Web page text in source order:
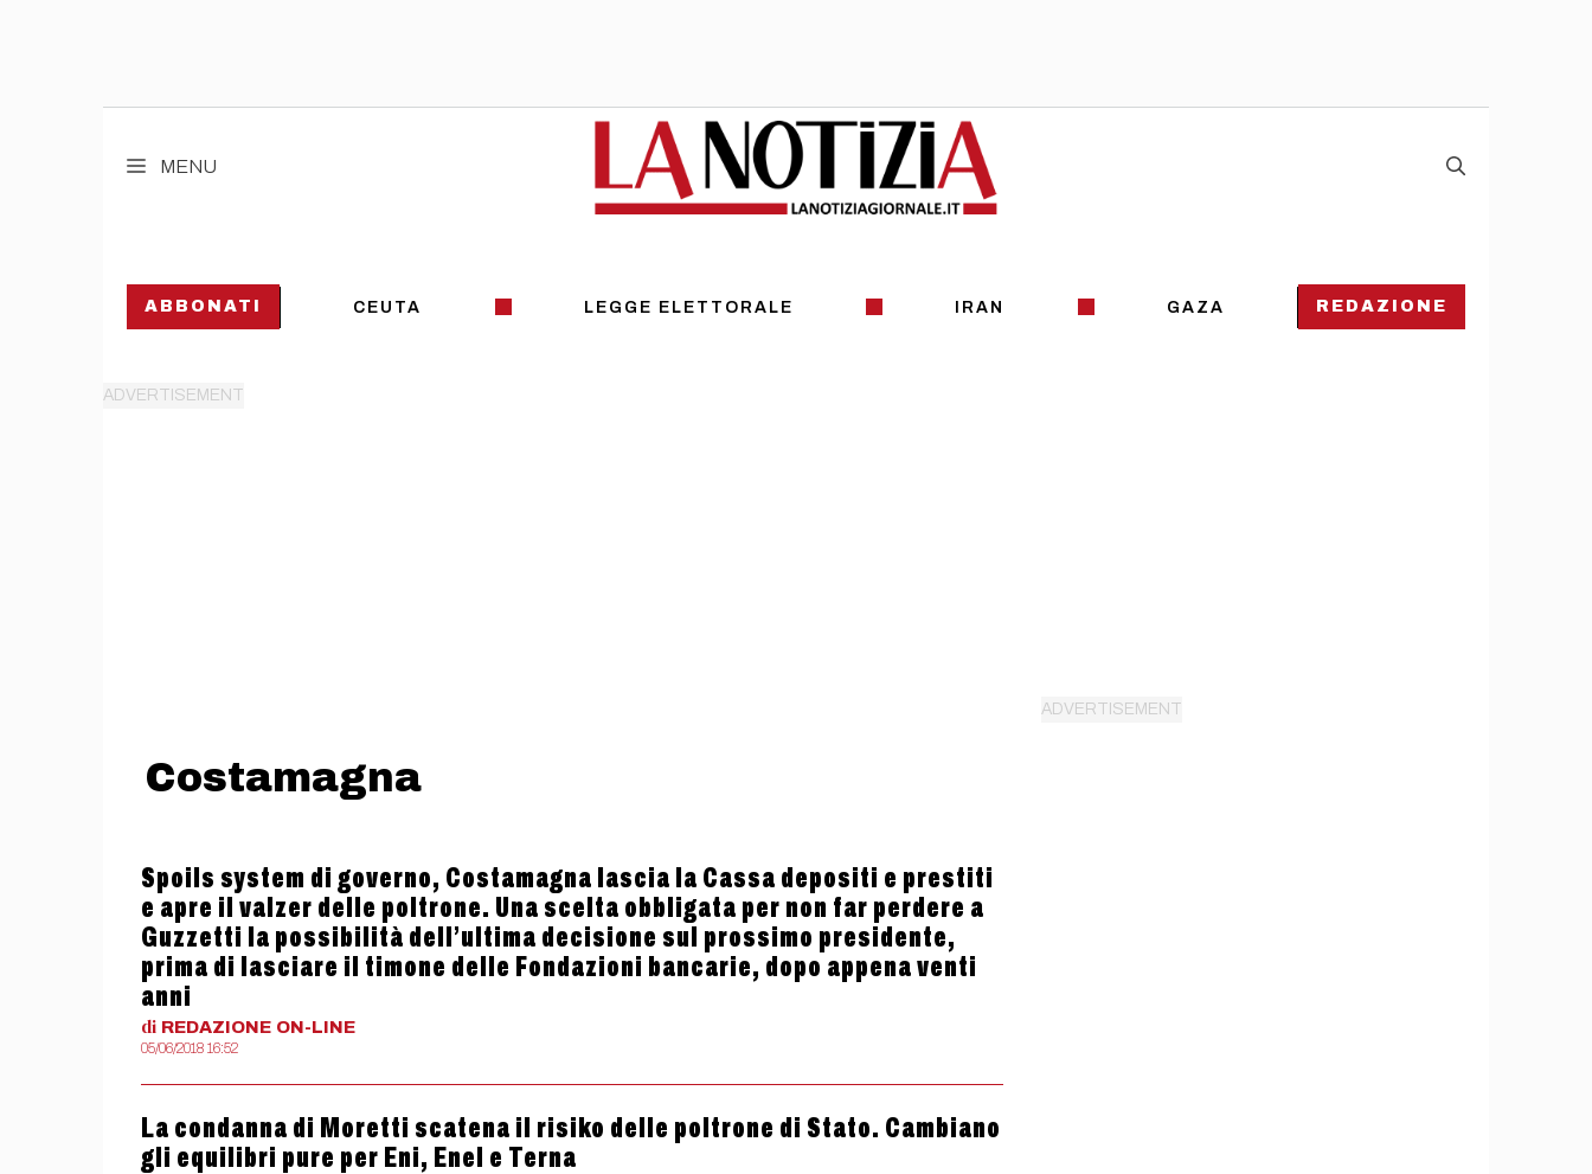
MENU
ABBONATI CEUTA LEGGE ELETTORALE IRAN GAZA REDAZIONE
Costamagna
Spoils system di governo, Costamagna lascia la Cassa depositi e prestiti
e apre il valzer delle poltrone. Una scelta obbligata per non far perdere a
Guzzetti la possibilità dell’ultima decisione sul prossimo presidente,
prima di lasciare il timone delle Fondazioni bancarie, dopo appena venti
anni
di REDAZIONE ON-LINE
05/06/2018 16:52
La condanna di Moretti scatena il risiko delle poltrone di Stato. Cambiano
gli equilibri pure per Eni, Enel e Terna